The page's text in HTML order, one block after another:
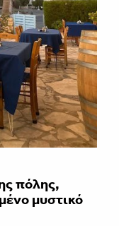
πόλης,
μυστικό